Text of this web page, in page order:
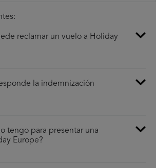
reclamar un vuelo a Holiday
la indemnización
tengo para presentar una
Europe?